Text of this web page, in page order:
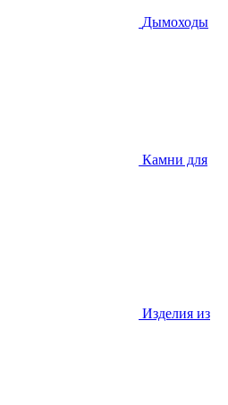
Дымоходы
Камни для
Изделия из